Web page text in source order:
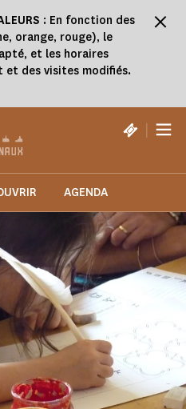
: En fonction des
orange, rouge), le
et les horaires
et des visites modifiés.
|
AGENDA